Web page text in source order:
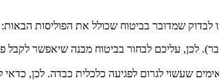
לבדוק שמדובר בביטוח שכולל את הפוליסות הבאות:
לכן, עליכם לבחור בביטוח מבנה שיאפשר לקבל
שעשוי לגרום לפגיעה כלכלית כבדה. לכן,